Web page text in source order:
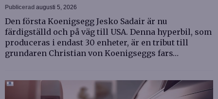
Publicerad augusti 5, 2026
Den första Koenigsegg Jesko Sadair är nu
färdigställd och på väg till USA. Denna hyperbil, som
produceras i endast 30 enheter, är en tribut till
grundaren Christian von Koenigseggs fars…